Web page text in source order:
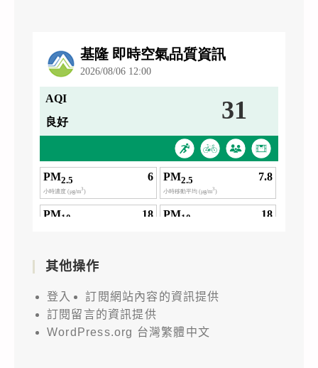
其他操作
登入
訂閱網站內容的資訊提供
訂閱留言的資訊提供
WordPress.org 台灣繁體中文